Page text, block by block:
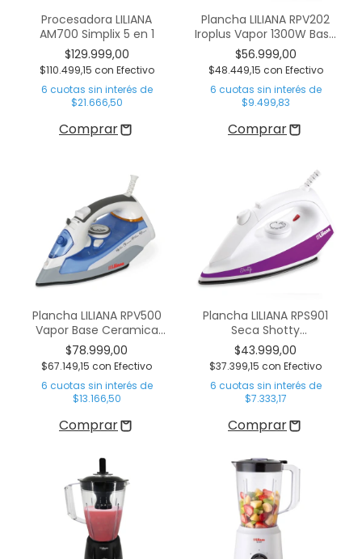
Procesadora LILIANA
AM700 Simplix 5 en 1
$129.999,00
$110.499,15 con Efectivo
6 cuotas sin interés de
$21.666,50
Plancha LILIANA RPV202
Iroplus Vapor 1300W Base
Antiadherente
$56.999,00
$48.449,15 con Efectivo
6 cuotas sin interés de
$9.499,83
Plancha LILIANA RPV500
Vapor Base Ceramica
2400W
$78.999,00
$67.149,15 con Efectivo
6 cuotas sin interés de
$13.166,50
Plancha LILIANA RPS901
Seca Shotty
Antihaderente C/
Rociador
$43.999,00
$37.399,15 con Efectivo
6 cuotas sin interés de
$7.333,17